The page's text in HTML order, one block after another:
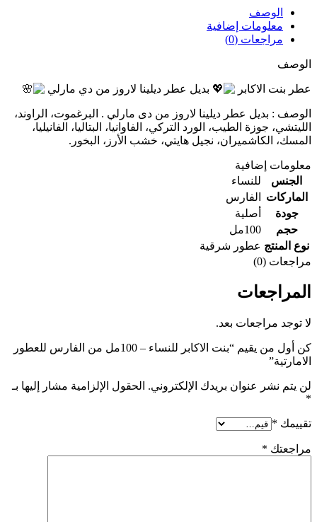
الوصف
معلومات إضافية
مراجعات (0)
الوصف
عطر بنت الاكابر بديل عطر ديلينا لاروز من دي مارلي
الوصف : بديل عطر ديلينا لاروز من دى مارلي . البرغموت، الراوند،
الليتشي، جوزة الطيب، الورد التركي، الفاوانيا، البتاليا، الفانيليا،
المسك، الكاشميران، نجيل هايتي، خشب الأرز، البخور.
معلومات إضافية
الجنس
للنساء
الماركات
الفارس
جودة
أصلية
حجم
100مل
نوع المنتج عطور شرقية
مراجعات (0)
المراجعات
لا توجد مراجعات بعد.
كن أول من يقيم “بنت الاكابر للنساء – 100مل من الفارس للعطور
الامارتية”
لن يتم نشر عنوان بريدك الإلكتروني. الحقول الإلزامية مشار إليها بـ
*
تقييمك *
مراجعتك *